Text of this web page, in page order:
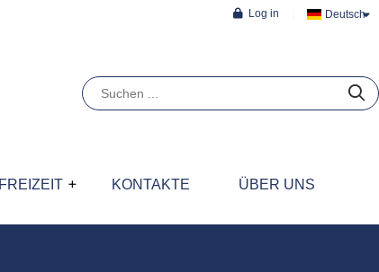
Deutsch
Log in
FREIZEIT KONTAKTE ÜBER UNS